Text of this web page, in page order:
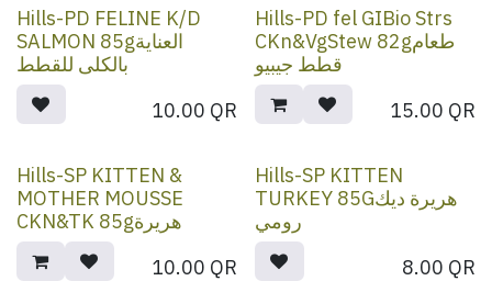
Hills-PD FELINE K/D
SALMON 85gالعناية
بالكلى للقطط
10.00 QR
Hills-PD fel GIBio Strs
CKn&VgStew 82gطعام
قطط جيبيو
15.00 QR
Hills-SP KITTEN &
MOTHER MOUSSE
CKN&TK 85gهريرة
10.00 QR
Hills-SP KITTEN
TURKEY 85Gهريرة ديك
رومي
8.00 QR